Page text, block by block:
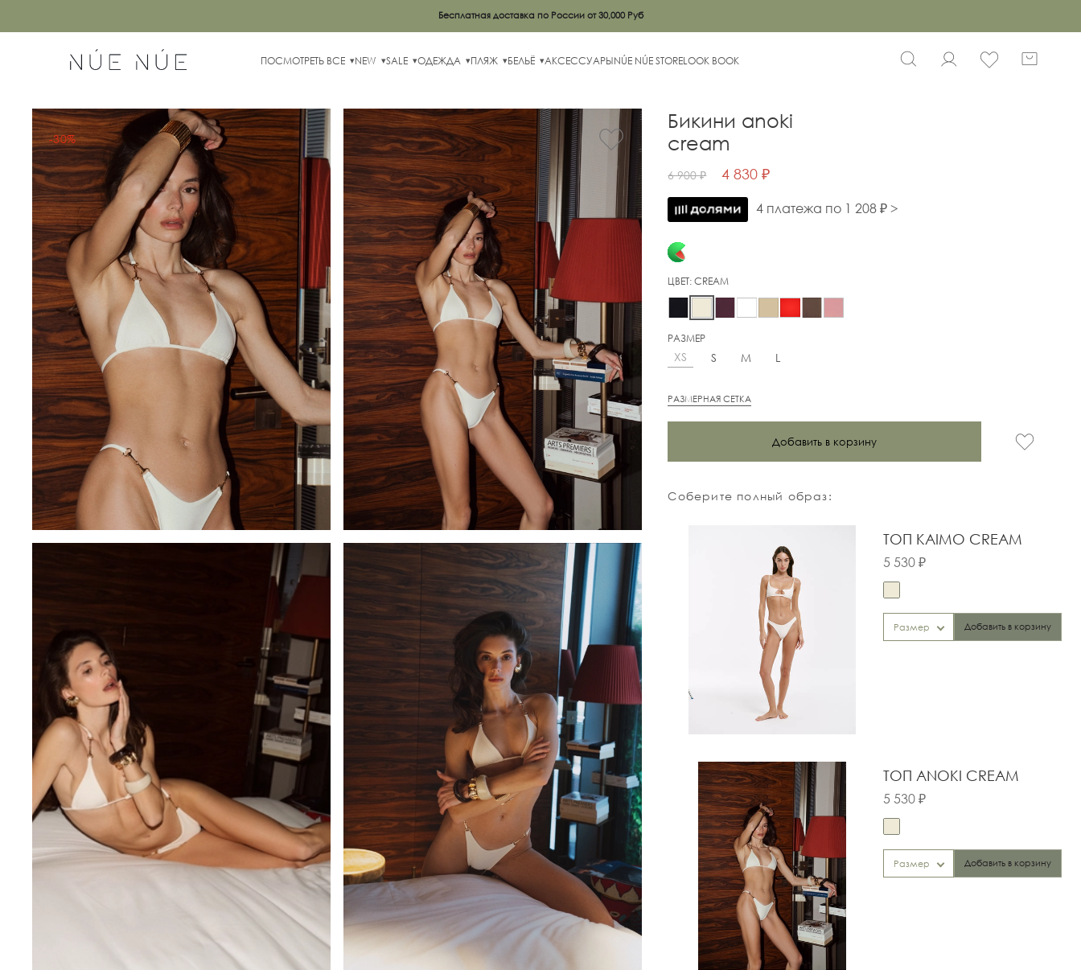
Бесплатная доставка по России от 30,000 Руб
ПОСМОТРЕТЬ ВСЕ NEW SALE ОДЕЖДА ПЛЯЖ БЕЛЬЁ АКСЕССУАРЫNÚE NÚE STORELOOK BOOK
-30%
Бикини anoki
cream
6 900 ₽ 4 830 ₽
4 платежа по 1 208 ₽ >
ЦВЕТ:CREAM
РАЗМЕР
XS S M L
РАЗМЕРНАЯ СЕТКА
Добавить в корзину
Соберите полный образ:
ТОП KAIMO CREAM
5 530 ₽
Размер Добавить в корзину
ТОП ANOKI CREAM
5 530 ₽
Размер Добавить в корзину